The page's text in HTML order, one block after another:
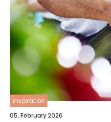
inspiration
05. February 2026